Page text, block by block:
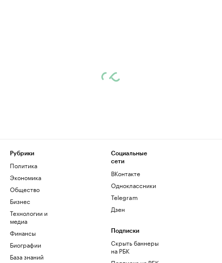
Рубрики
Политика
Экономика
Общество
Бизнес
Технологии и
медиа
Финансы
Биографии
База знаний
Социальные
сети
ВКонтакте
Одноклассники
Telegram
Дзен
Подписки
Скрыть баннеры
на РБК